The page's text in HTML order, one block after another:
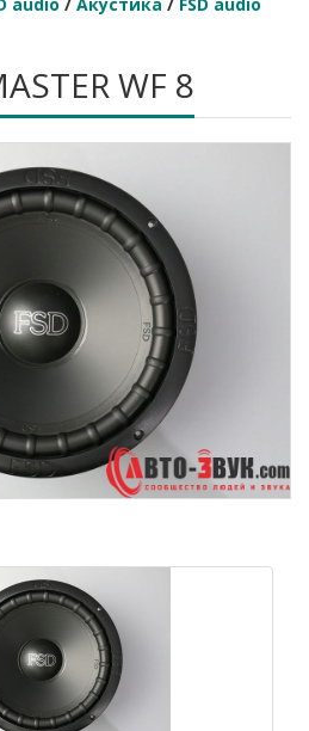
WF 8